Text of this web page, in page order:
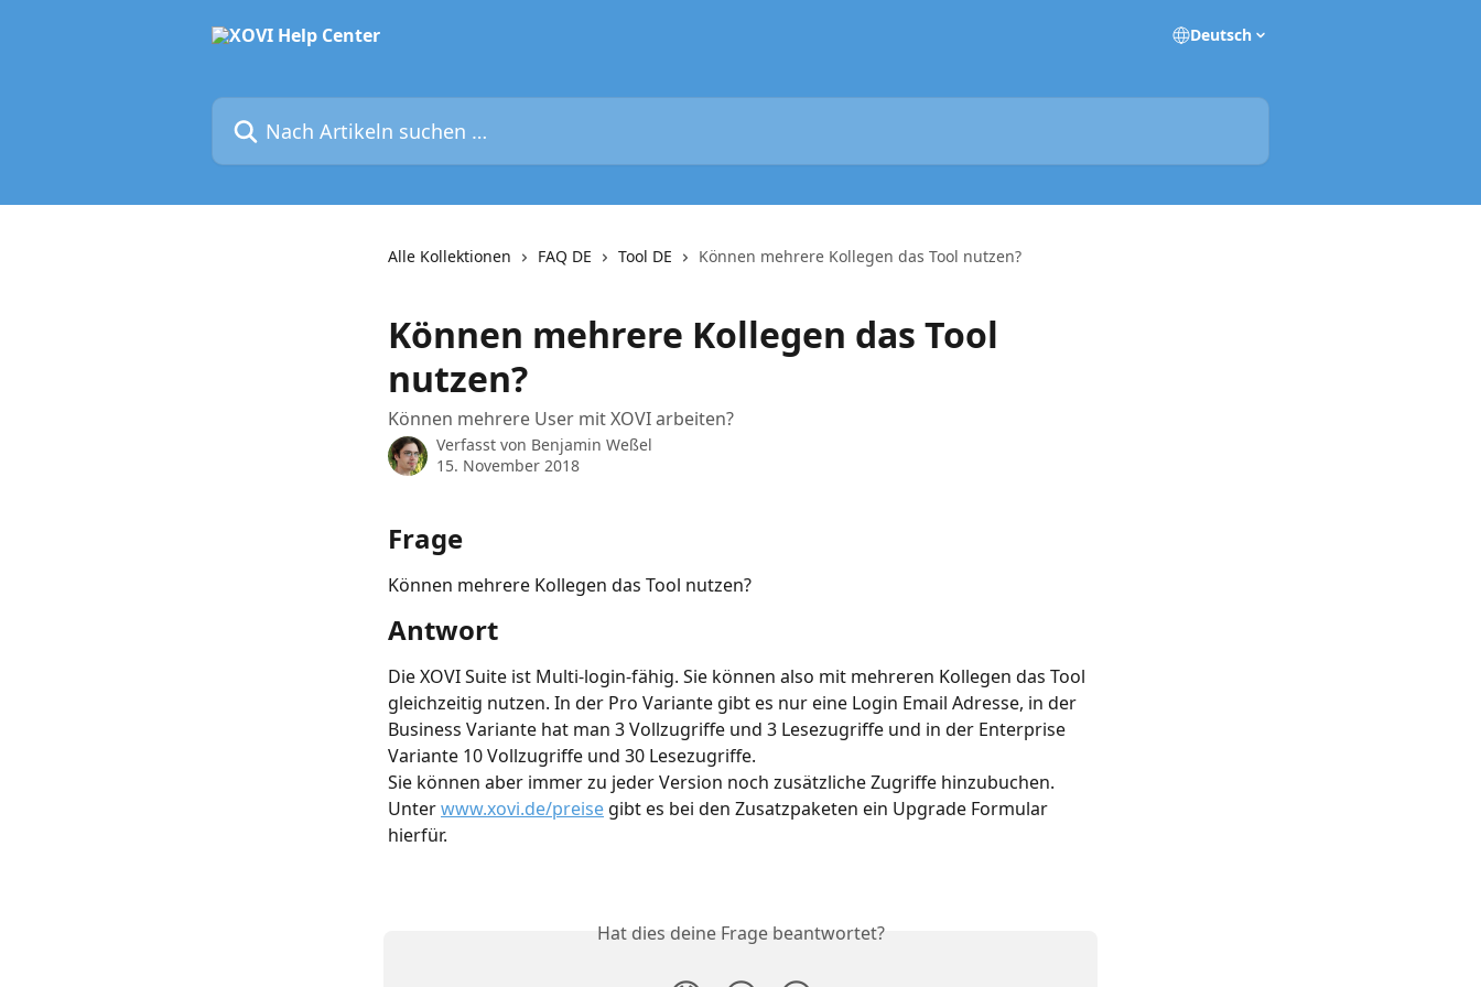
Deutsch
Nach Artikeln suchen …
Alle Kollektionen FAQ DE Tool DE Können mehrere Kollegen das Tool nutzen?
Können mehrere Kollegen das Tool
nutzen?
Können mehrere User mit XOVI arbeiten?
Verfasst von Benjamin Weßel
15. November 2018
Frage
Können mehrere Kollegen das Tool nutzen?
Antwort
Die XOVI Suite ist Multi-login-fähig. Sie können also mit mehreren Kollegen das Tool
gleichzeitig nutzen. In der Pro Variante gibt es nur eine Login Email Adresse, in der
Business Variante hat man 3 Vollzugriffe und 3 Lesezugriffe und in der Enterprise
Variante 10 Vollzugriffe und 30 Lesezugriffe.
Sie können aber immer zu jeder Version noch zusätzliche Zugriffe hinzubuchen.
Unter www.xovi.de/preise gibt es bei den Zusatzpaketen ein Upgrade Formular
hierfür.
Hat dies deine Frage beantwortet?